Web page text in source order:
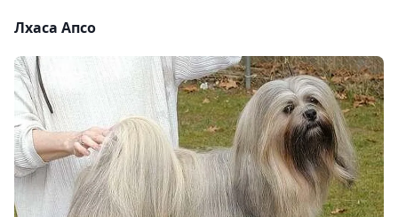
Лхаса Апсо